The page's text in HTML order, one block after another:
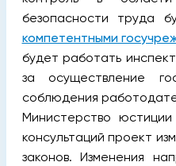
безопасности труда
компетентными
будет работать
за осуществление
соблюдения
Министерство
консультаций проект
законов. Изменения